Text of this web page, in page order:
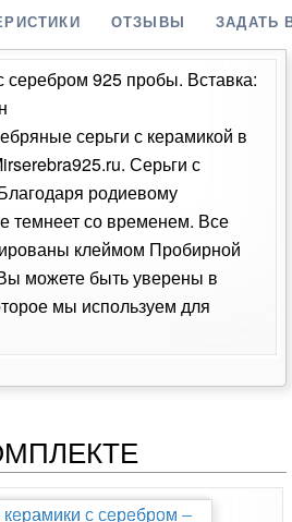
ОТЗЫВЫ ЗАДАТЬ
серебром 925 пробы. Вставка:
серьги с керамикой в
Серьги с
родиевому
темнеет со временем. Все
клеймом Пробирной
можете быть уверены в
мы используем для